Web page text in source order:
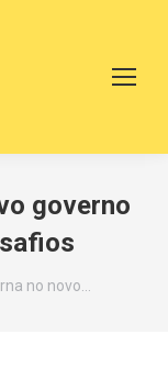
governo
no novo…